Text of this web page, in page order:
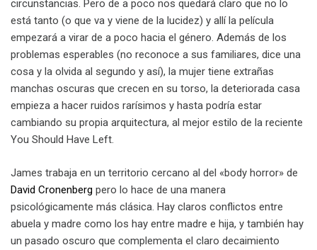
circunstancias. Pero de a poco nos quedará claro que no lo
está tanto (o que va y viene de la lucidez) y allí la película
empezará a virar de a poco hacia el género. Además de los
problemas esperables (no reconoce a sus familiares, dice una
cosa y la olvida al segundo y así), la mujer tiene extrañas
manchas oscuras que crecen en su torso, la deteriorada casa
empieza a hacer ruidos rarísimos y hasta podría estar
cambiando su propia arquitectura, al mejor estilo de la reciente
You Should Have Left.
James trabaja en un territorio cercano al del «body horror» de
David Cronenberg pero lo hace de una manera
psicológicamente más clásica. Hay claros conflictos entre
abuela y madre como los hay entre madre e hija, y también hay
un pasado oscuro que complementa el claro decaimiento